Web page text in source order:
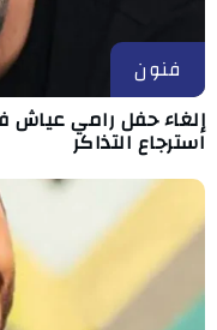
فنون
إلغاء حفل رامي عياش
استرجاع التذاكر